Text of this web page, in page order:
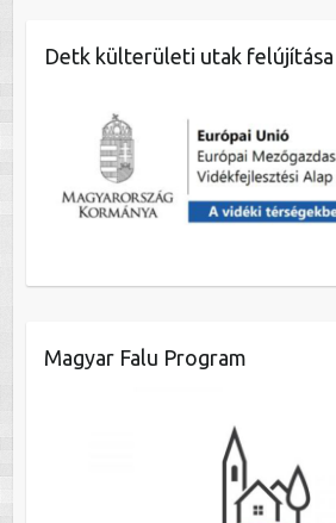
Detk külterületi utak felújítása
Magyar Falu Program